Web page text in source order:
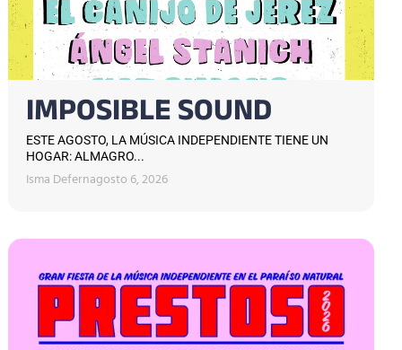
IMPOSIBLE SOUND
ESTE AGOSTO, LA MÚSICA INDEPENDIENTE TIENE UN
HOGAR: ALMAGRO...
Isma Defernagosto 6, 2026